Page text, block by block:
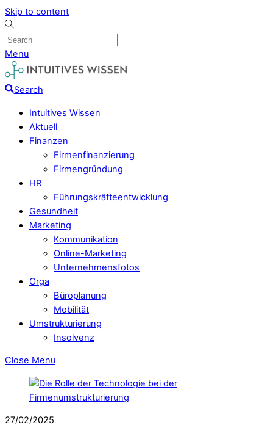
Skip to content
Menu
Search
Intuitives Wissen
Aktuell
Finanzen
Firmenfinanzierung
Firmengründung
HR
Führungskräfteentwicklung
Gesundheit
Marketing
Kommunikation
Online-Marketing
Unternehmensfotos
Orga
Büroplanung
Mobilität
Umstrukturierung
Insolvenz
Close Menu
27/02/2025